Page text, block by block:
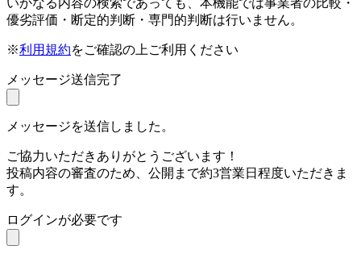
優劣評価・断定的判断・専門的判断は行いません。
※利用規約をご確認の上ご利用ください
メッセージ送信完了
メッセージを送信しました。
ご協力いただきありがとうございます！
投稿内容の審査のため、公開まで約3営業日程度いただきま
す。
ログインが必要です